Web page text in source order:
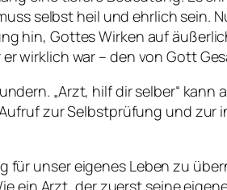
selbst heil und ehrlich sein.
hin, Gottes Wirken auf
wirklich war – den von Gott
„Arzt, hilf dir selber“
zur Selbstprüfung und
unser eigenes Leben zu
ein Arzt, der zuerst seine